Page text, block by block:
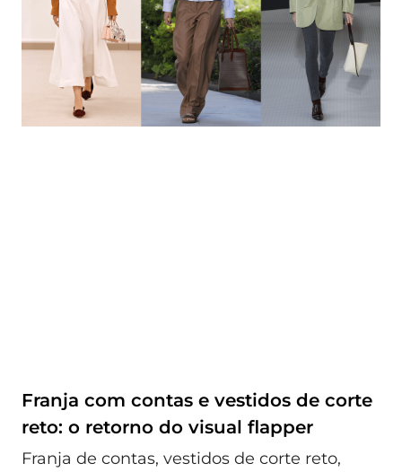
Franja com contas e vestidos de corte
reto: o retorno do visual flapper
Franja de contas, vestidos de corte reto,